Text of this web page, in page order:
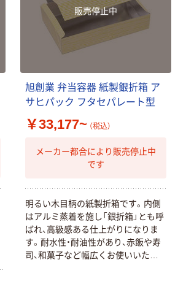
販売停止中
旭創業 弁当容器 紙製銀折箱 ア
サヒパック フタセパレート型
￥33,177~ （税込）
メーカー都合により販売停止中
です
明るい木目柄の紙製折箱です。内側
はアルミ蒸着を施し「銀折箱」とも呼
ばれ、高級感ある仕上がりになりま
す。耐水性・耐油性があり、赤飯や寿
司、和菓子など幅広くお使いいただ